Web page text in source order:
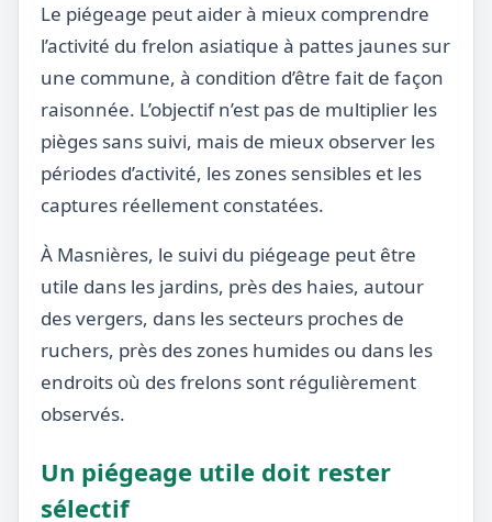
Le piégeage peut aider à mieux comprendre
l’activité du frelon asiatique à pattes jaunes sur
une commune, à condition d’être fait de façon
raisonnée. L’objectif n’est pas de multiplier les
pièges sans suivi, mais de mieux observer les
périodes d’activité, les zones sensibles et les
captures réellement constatées.
À Masnières, le suivi du piégeage peut être
utile dans les jardins, près des haies, autour
des vergers, dans les secteurs proches de
ruchers, près des zones humides ou dans les
endroits où des frelons sont régulièrement
observés.
Un piégeage utile doit rester
sélectif